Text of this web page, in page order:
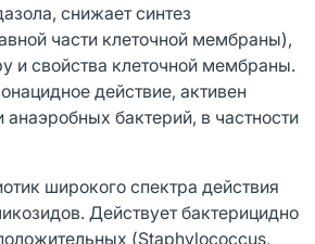
снижает синтез
части клеточной мембраны),
и свойства клеточной мембраны.
действие, активен
бактерий, в частности
широкого спектра действия
Действует бактерицидно
(Staphylococcus,